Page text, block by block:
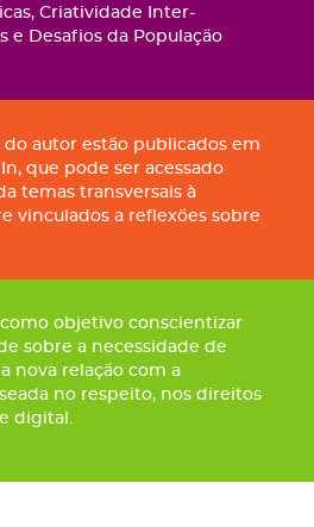
Criatividade Inter-
e Desafios da População
autor estão publicados em
que pode ser acessado
temas transversais à
vinculados a reflexões sobre
objetivo conscientizar
sobre a necessidade de
nova relação com a
no respeito, nos direitos
digital.